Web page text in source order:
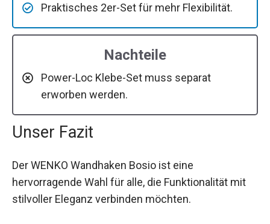
Praktisches 2er-Set für mehr Flexibilität.
Nachteile
Power-Loc Klebe-Set muss separat
erworben werden.
Unser Fazit
Der WENKO Wandhaken Bosio ist eine
hervorragende Wahl für alle, die Funktionalität mit
stilvoller Eleganz verbinden möchten.